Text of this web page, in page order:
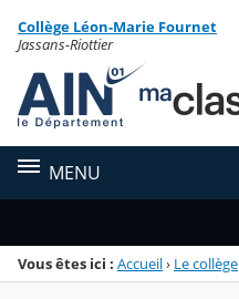
Menu de la rubrique
Contenu
Collège Léon-Marie Fournet
Jassans-Riottier
MENU
Vous êtes ici : Accueil› Le collège